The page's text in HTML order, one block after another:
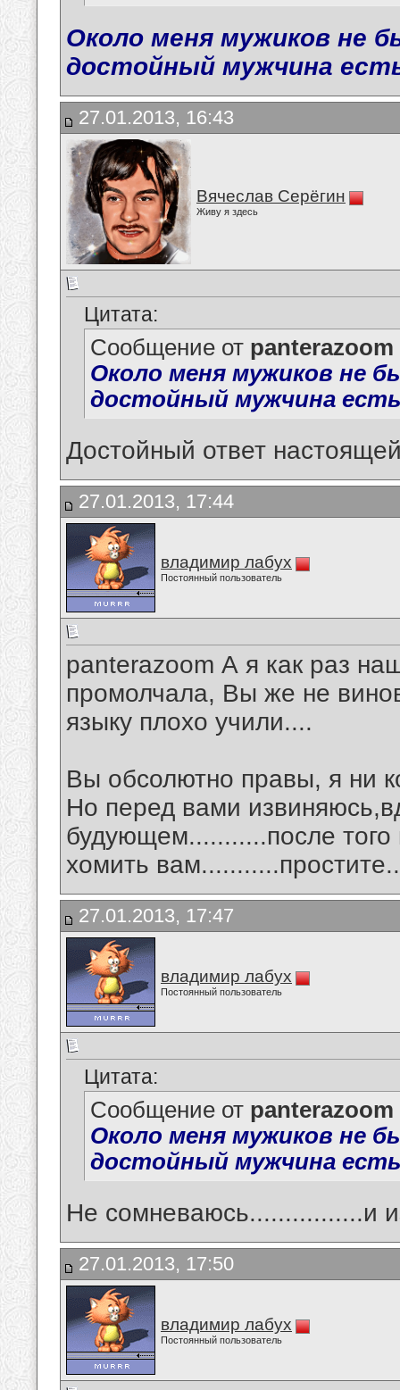
Около меня мужиков не
достойный мужчина
27.01.2013, 16:43
Вячеслав Серёгин
Живу я здесь
Цитата:
Сообщение от panterazoom
Около меня мужиков не
достойный мужчина
Достойный ответ
27.01.2013, 17:44
владимир лабух
Постоянный пользователь
panterazoom А я как раз
промолчала, Вы же не
языку плохо учили....
Вы обсолютно правы, я ни
Но перед вами
будующем...........после
хомить
27.01.2013, 17:47
владимир лабух
Постоянный пользователь
Цитата:
Сообщение от panterazoom
Около меня мужиков не
достойный мужчина
Не сомневаюсь................и
27.01.2013, 17:50
владимир лабух
Постоянный пользователь